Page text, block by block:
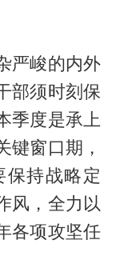
严峻的内外
部须时刻保
季度是承上
键窗口期，
保持战略定
风，全力以
各项攻坚任